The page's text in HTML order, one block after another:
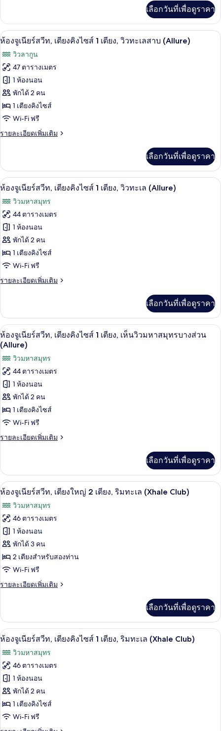
ไซส์
1
เตียง,
วิว
ทะเลสาบ
(Allure
-
Live
Big)
เกี่ยว
กับ
ห้อง
เนียร์
สวี
ท,
เตียง
คิง
ไซส์
เตียง,
ทะเลสาบ
Live
Big)
เลือกวันที่เพื่อดูราคา
เปิด
ภาพถ่าย
ทั้งหมด
ของ
ห้อง
จู
เนียร์
สวีท,
คิง
ไซส์
1
เตียง,
วิว
ทะเลสาบ
(Allure)
เครื่องนอนระดับพรีเมียม, ผ้านวมขนเ
6
ห้องจูเนียร์สวีท, เตียงคิงไซส์ 1 เตียง, วิวทะเลสาบ (Allure)
วิวลากูน
47 ตารางเมตร
1 ห้องนอน
พักได้ 2 คน
1 เตียงคิงไซส์
Wi-Fi ฟรี
รายละเอียดเพิ่มเติม
ราย
เกี่ยว
กับ
ห้อง
เนียร์
สวี
ท,
เตียง
คิง
ไซส์
เตียง,
ทะเลสาบ
เลือกวันที่เพื่อดูราคา
เปิด
ภาพถ่าย
ทั้งหมด
ของ
ห้อง
จู
เนียร์
สวีท,
คิง
ไซส์
1
เตียง,
วิว
ทะเล
(Allure)
เครื่องนอนระดับพรีเมียม, ผ้านวมขนเ
6
ห้องจูเนียร์สวีท, เตียงคิงไซส์ 1 เตียง, วิวทะเล (Allure)
วิวมหาสมุทร
44 ตารางเมตร
1 ห้องนอน
พักได้ 2 คน
1 เตียงคิงไซส์
Wi-Fi ฟรี
รายละเอียดเพิ่มเติม
ราย
เกี่ยว
กับ
ห้อง
จู
เนียร์
สวี
ท,
เตียง
คิง
ไซส์
เตียง,
วิว
(Allure)
เลือกวันที่เพื่อดูราคา
เปิด
ภาพถ่าย
ทั้งหมด
ของ
ห้อง
จู
เนียร์
ไซส์
1
เตียง,
เห็น
วิว
มหาสมุทร
บาง
ส่วน
(Allure)
เครื่องนอนระดับพรีเมียม, ผ้านวมขนเ
5
ห้องจูเนียร์สวีท, เตียงคิงไซส์ 1 เตียง, เห็นวิวมหาสมุทรบางส่วน
(Allure)
วิวมหาสมุทร
44 ตารางเมตร
1 ห้องนอน
พักได้ 2 คน
1 เตียงคิงไซส์
Wi-Fi ฟรี
รายละเอียดเพิ่มเติม
ราย
เกี่ยว
กับ
ห้อง
เนียร์
สวี
ท,
เตียง
คิง
ไซส์
เตียง,
วิว
ส่วน
(Allure)
เลือกวันที่เพื่อดูราคา
เปิด
ภาพถ่าย
ทั้งหมด
ของ
ห้อง
จู
เนียร์
สวีท,
ใหญ่
2
เตียง,
ริม
ทะเล
(Xhale
Club)
เครื่องนอนระดับพรีเมียม, ผ้านวมขนเ
7
ห้องจูเนียร์สวีท, เตียงใหญ่ 2 เตียง, ริมทะเล (Xhale Club)
วิวมหาสมุทร
46 ตารางเมตร
1 ห้องนอน
พักได้ 3 คน
2 เตียงสำหรับสองท่าน
Wi-Fi ฟรี
รายละเอียดเพิ่มเติม
ราย
เกี่ยว
กับ
ห้อง
เนียร์
สวี
ท,
เตียง
ใหญ่
2
เตียง,
ริม
เลือกวันที่เพื่อดูราคา
เปิด
ภาพถ่าย
ทั้งหมด
ของ
ห้อง
จู
เนียร์
เครื่องนอนระดับพรีเมียม, ผ้านวมขนเ
8
ห้องจูเนียร์สวีท, เตียงคิงไซส์ 1 เตียง, ริมทะเล (Xhale Club)
วิวมหาสมุทร
46 ตารางเมตร
1 ห้องนอน
พักได้ 2 คน
1 เตียงคิงไซส์
Wi-Fi ฟรี